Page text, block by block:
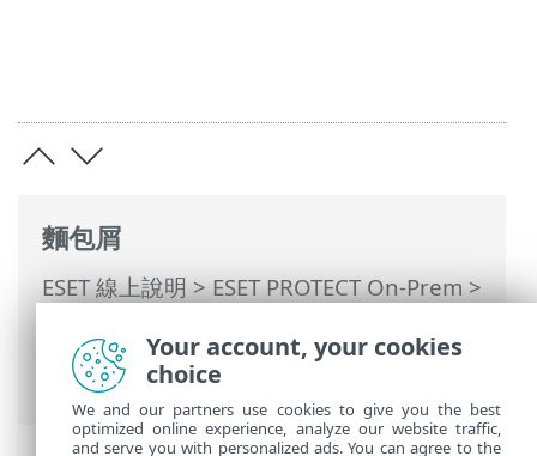
麵包屑
ESET 線上說明>ESET PROTECT On-Prem>
PROTECT On-Prem 主功能表>工作>用戶
端工作> 軟體安裝
Your account, your cookies
choice
We and our partners use cookies to give you the best
optimized online experience, analyze our website traffic,
and serve you with personalized ads. You can agree to the